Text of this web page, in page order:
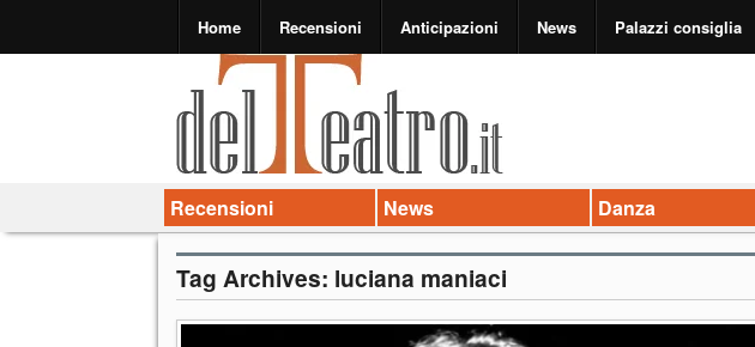
Home Recensioni Anticipazioni News Palazzi consiglia
Recensioni News Danza
Tag Archives: luciana maniaci